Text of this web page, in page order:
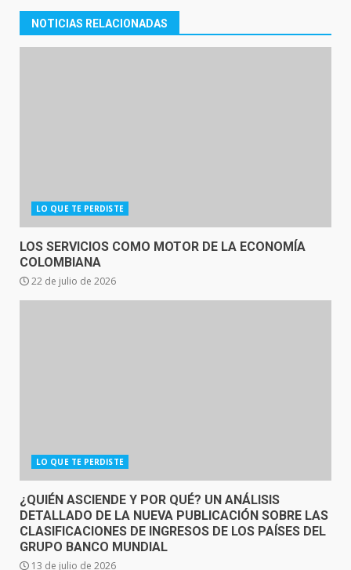
NOTICIAS RELACIONADAS
LO QUE TE PERDISTE
LOS SERVICIOS COMO MOTOR DE LA ECONOMÍA
COLOMBIANA
22 de julio de 2026
LO QUE TE PERDISTE
¿QUIÉN ASCIENDE Y POR QUÉ? UN ANÁLISIS
DETALLADO DE LA NUEVA PUBLICACIÓN SOBRE LAS
CLASIFICACIONES DE INGRESOS DE LOS PAÍSES DEL
GRUPO BANCO MUNDIAL
13 de julio de 2026